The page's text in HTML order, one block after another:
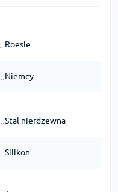
Roesle
Niemcy
Stal nierdzewna
Silikon